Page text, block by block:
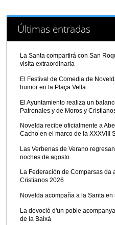
Últimas entradas
La Santa compartirá con San
visita extraordinaria
El Festival de Comedia de
humor en la Plaça Vella
El Ayuntamiento realiza un
Patronales y de Moros y
Novelda recibe oficialmente a
Cacho en el marco de la XXXVIII
Las Verbenas de Verano
noches de agosto
La Federación de Comparsas da
Cristianos 2026
Novelda acompaña a la Santa en
La devoció d'un poble
de la Baixà